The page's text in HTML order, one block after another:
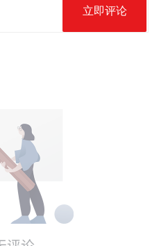
立即评论